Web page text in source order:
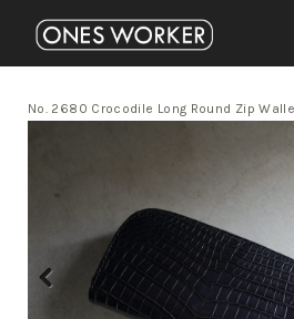
No. 2680 Crocodile Long Round Zip